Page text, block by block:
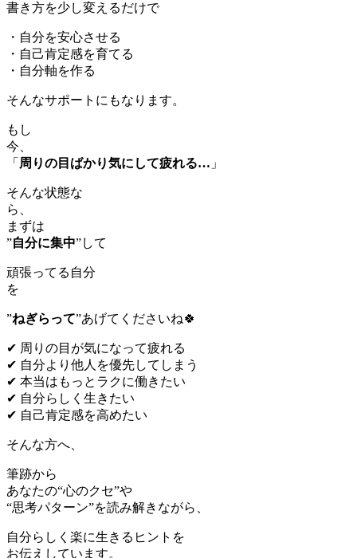
書き方を少し変えるだけで
・自分を安心させる
・自己肯定感を育てる
・自分軸を作る
そんなサポートにもなります。
もし
今
「 周りの目ばかり気にして疲れる… 」
そんな状態な
ら
まずは
”自分に集中”して
頑張ってる自分
”ねぎらって”あげてくださいね🍀
✔ 周りの目が気になって疲れる
✔ 自分より他人を優先してしまう
✔ 本当はもっとラクに働きたい
✔ 自分らしく生きたい
✔ 自己肯定感を高めたい
そんな方へ、
筆跡から
あなたの“心のクセ”や
“思考パターン”を読み解きながら、
自分らしく楽に生きるヒントを
お伝えしています。